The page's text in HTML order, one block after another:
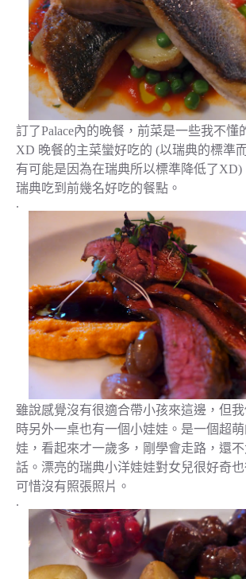
訂了Palace內的晚餐，前菜是一些我不懂
XD 晚餐的主菜蠻好吃的 (以瑞典的標準
有可能是因為在瑞典所以標準降低了XD)
瑞典吃到前幾名好吃的餐點。
.
雖說感覺沒有很適合帶小孩來這邊，但
時另外一桌也有一個小娃娃。是一個超
娃，看起來才一歲多，剛學會走路，還
話。漂亮的瑞典小洋娃娃對女兒很好奇也
可惜沒有照張照片。
.